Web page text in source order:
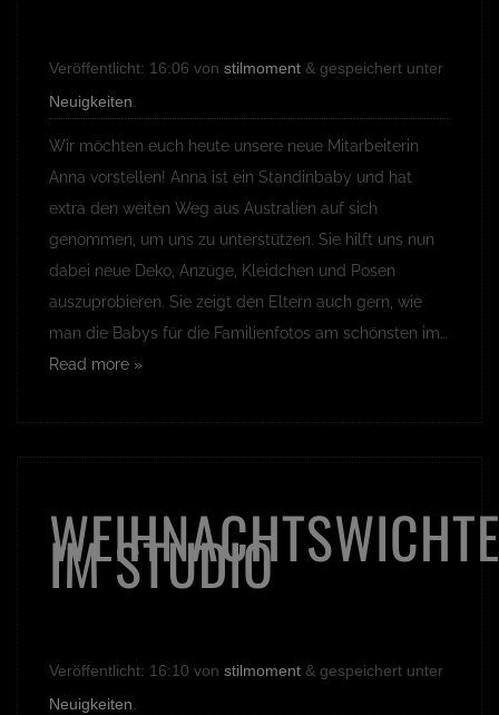
Veröffentlicht: 16:06 von stilmoment & gespeichert unter
Neuigkeiten
Wir möchten euch heute unsere neue Mitarbeiterin
Anna vorstellen! Anna ist ein Standinbaby und hat
extra den weiten Weg aus Australien auf sich
genommen, um uns zu unterstützen. Sie hilft uns nun
dabei neue Deko, Anzüge, Kleidchen und Posen
auszuprobieren. Sie zeigt den Eltern auch gern, wie
man die Babys für die Familienfotos am schönsten im…
Read more »
IM STUDIO
Veröffentlicht: 16:10 von stilmoment & gespeichert unter
Neuigkeiten